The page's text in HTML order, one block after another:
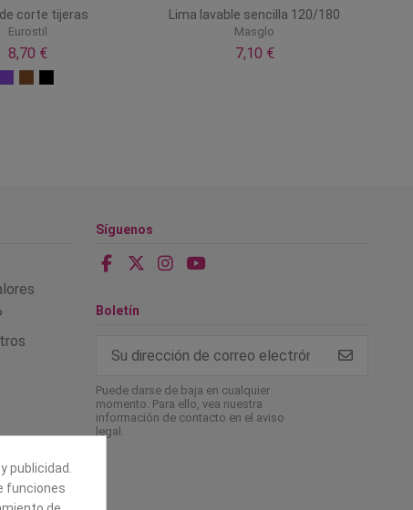
corte tijeras
Eurostil
8,70 €
Lima lavable sencilla 120/180
Masglo
7,10 €
Síguenos
Boletín
Puede darse de baja en cualquier
momento. Para ello, vea nuestra
información de contacto en el aviso
legal.
publicidad.
funciones